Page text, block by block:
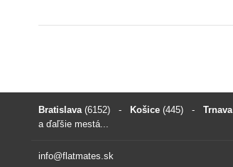
Bratislava (6152) - Košice (445) - Trnava
a ďaľšie mestá...
info@flatmates.sk